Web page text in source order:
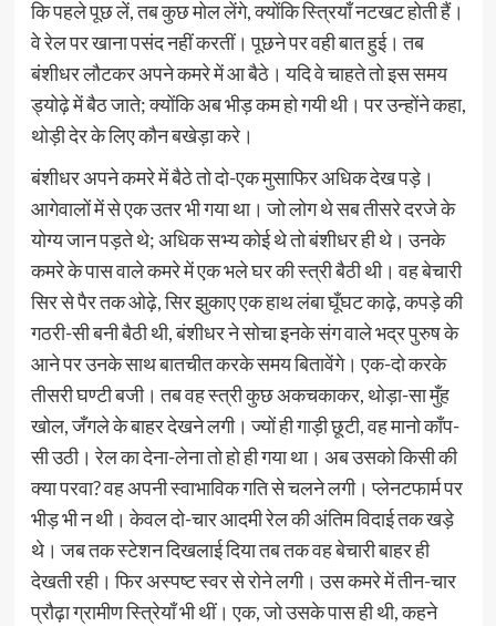
कि पहले पूछ लें, तब कुछ मोल लेंगे, क्योंकि स्त्रियाँ नटखट होती हैं।
वे रेल पर खाना पसंद नहीं करतीं। पूछने पर वही बात हुई। तब
बंशीधर लौटकर अपने कमरे में आ बैठे। यदि वे चाहते तो इस समय
ड्योढ़े में बैठ जाते; क्योंकि अब भीड़ कम हो गयी थी। पर उन्होंने कहा,
थोड़ी देर के लिए कौन बखेड़ा करे।
बंशीधर अपने कमरे में बैठे तो दो-एक मुसाफिर अधिक देख पड़े।
आगेवालों में से एक उतर भी गया था। जो लोग थे सब तीसरे दरजे के
योग्य जान पड़ते थे; अधिक सभ्य कोई थे तो बंशीधर ही थे। उनके
कमरे के पास वाले कमरे में एक भले घर की स्त्री बैठी थी। वह बेचारी
सिर से पैर तक ओढ़े, सिर झुकाए एक हाथ लंबा घूँघट काढ़े, कपड़े की
गठरी-सी बनी बैठी थी, बंशीधर ने सोचा इनके संग वाले भद्र पुरुष के
आने पर उनके साथ बातचीत करके समय बितावेंगे। एक-दो करके
तीसरी घण्टी बजी। तब वह स्त्री कुछ अकचकाकर, थोड़ा-सा मुँह
खोल, जँगले के बाहर देखने लगी। ज्यों ही गाड़ी छूटी, वह मानो काँप-
सी उठी। रेल का देना-लेना तो हो ही गया था। अब उसको किसी की
क्या परवा? वह अपनी स्वाभाविक गति से चलने लगी। प्लेनटफार्म पर
भीड़ भी न थी। केवल दो-चार आदमी रेल की अंतिम विदाई तक खड़े
थे। जब तक स्टेशन दिखलाई दिया तब तक वह बेचारी बाहर ही
देखती रही। फिर अस्पष्ट स्वर से रोने लगी। उस कमरे में तीन-चार
प्रौढ़ा ग्रामीण स्त्रिेयाँ भी थीं। एक, जो उसके पास ही थी, कहने